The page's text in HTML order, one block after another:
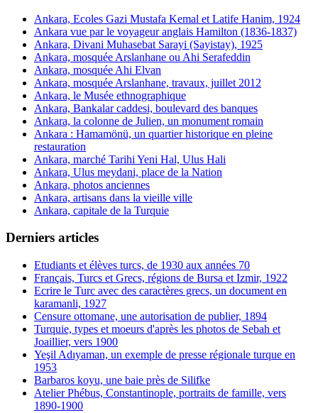
Ankara, Ecoles Gazi Mustafa Kemal et Latife Hanim, 1924
Ankara vue par le voyageur anglais Hamilton (1836-1837)
Ankara, Divani Muhasebat Sarayi (Sayistay), 1925
Ankara, mosquée Arslanhane ou Ahi Serafeddin
Ankara, mosquée Ahi Elvan
Ankara, mosquée Arslanhane, travaux, juillet 2012
Ankara, le Musée ethnographique
Ankara, Bankalar caddesi, boulevard des banques
Ankara, la colonne de Julien, un monument romain
Ankara : Hamamönü, un quartier historique en pleine
restauration
Ankara, marché Tarihi Yeni Hal, Ulus Hali
Ankara, Ulus meydani, place de la Nation
Ankara, photos anciennes
Ankara, artisans dans la vieille ville
Ankara, capitale de la Turquie
Derniers articles
Etudiants et élèves turcs, de 1930 aux années 70
Français, Turcs et Grecs, régions de Bursa et Izmir, 1922
Ecrire le Turc avec des caractères grecs, un document en
karamanli, 1927
Censure ottomane, une autorisation de publier, 1894
Turquie, types et moeurs d'après les photos de Sebah et
Joaillier, vers 1900
Yeşil Adıyaman, un exemple de presse régionale turque en
1953
Barbaros koyu, une baie près de Silifke
Atelier Phébus, Constantinople, portraits de famille, vers
1890-1900